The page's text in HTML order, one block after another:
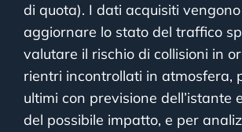
di quota). I dati acquisiti
aggiornare lo stato del traffico
valutare il rischio di collisioni in
rientri incontrollati in atmosfera,
ultimi con previsione dell’istante
del possibile impatto, e per